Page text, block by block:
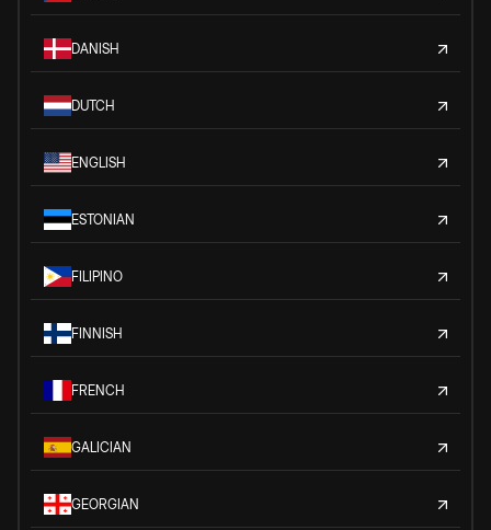
DANISH
DUTCH
ENGLISH
ESTONIAN
FILIPINO
FINNISH
FRENCH
GALICIAN
GEORGIAN